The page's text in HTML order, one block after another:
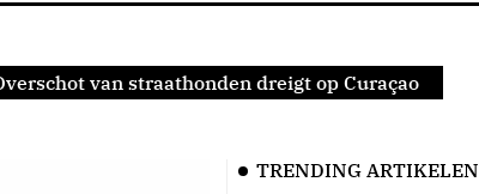
van straathonden dreigt op Curaçao
TRENDING ARTIKELEN